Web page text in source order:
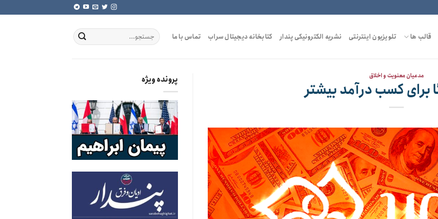
قالب ها تلویزیون اینترنتی نشریه الکترونیکی پندار کتابخانه دیجیتال سراب تماس با ما
مدعیان معنویت و اخلاق
برای کسب درآمد بیشتر
پرونده ویژه